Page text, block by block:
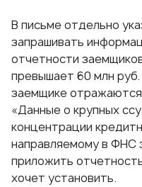
В письме отдельно
запрашивать
отчетности
превышает 60 млн
заемщике
«Данные о крупных
концентрации
направляемому в ФНС
приложить
хочет установить.